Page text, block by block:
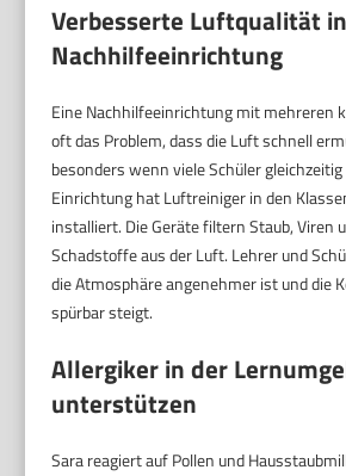
Verbesserte Luftqualität
Nachhilfeeinrichtung
Eine Nachhilfeeinrichtung mit mehreren
oft das Problem, dass die Luft schnell
besonders wenn viele Schüler
Einrichtung hat Luftreiniger in den
installiert. Die Geräte filtern Staub, Viren
Schadstoffe aus der Luft. Lehrer und
die Atmosphäre angenehmer ist und die
spürbar steigt.
Allergiker in der
unterstützen
Sara reagiert auf Pollen und